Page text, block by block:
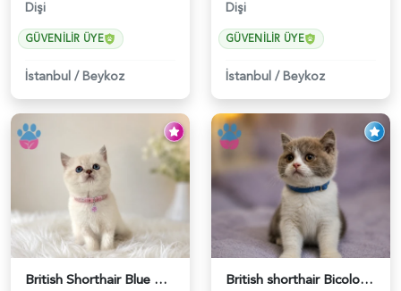
Dişi
GÜVENILIR ÜYE
İstanbul /Beykoz
Dişi
GÜVENILIR ÜYE
İstanbul /Beykoz
British Shorthair Blue Point Kızımız 2 Aylık - 5149 British shorthair Bicolor Lilac Erkek - 5905